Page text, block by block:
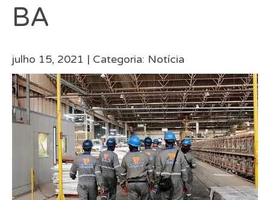
BA
julho 15, 2021 | Categoria: Notícia